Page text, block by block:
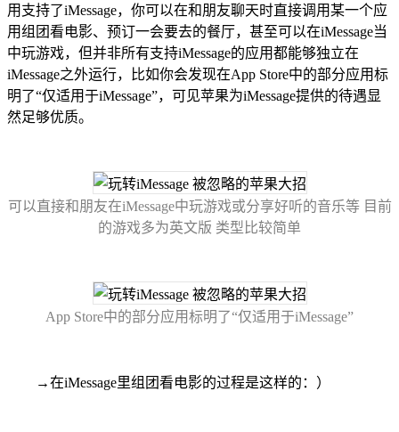
用支持了iMessage，你可以在和朋友聊天时直接调用某一个应
用组团看电影、预订一会要去的餐厅，甚至可以在iMessage当
中玩游戏，但并非所有支持iMessage的应用都能够独立在
iMessage之外运行，比如你会发现在App Store中的部分应用标
明了“仅适用于iMessage”，可见苹果为iMessage提供的待遇显
然足够优质。
可以直接和朋友在iMessage中玩游戏或分享好听的音乐等 目前
的游戏多为英文版 类型比较简单
App Store中的部分应用标明了“仅适用于iMessage”
→在iMessage里组团看电影的过程是这样的：）